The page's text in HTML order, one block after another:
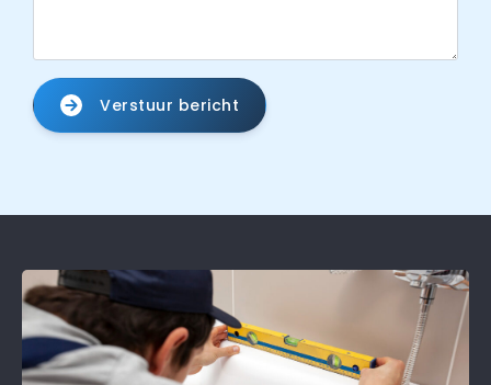
Verstuur bericht